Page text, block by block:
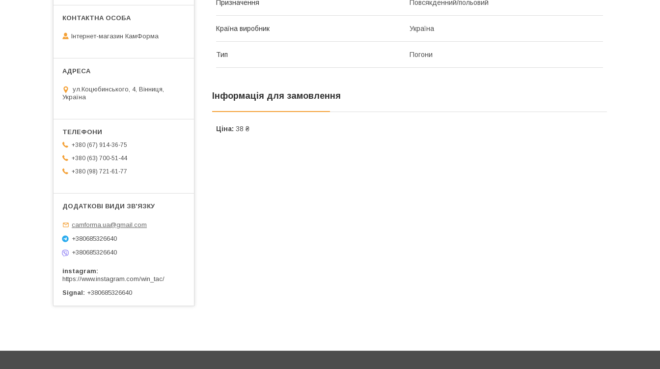
Призначення Повсякденний/польовий
Країна виробник Україна
Тип Погони
Інформація для замовлення
Ціна: 38 ₴
Інтернет-магазин КамФорма
ул.Коцюбинського, 4, Вінниця,
Україна
+380 (67) 914-36-75
+380 (63) 700-51-44
+380 (98) 721-61-77
camforma.ua@gmail.com
+380685326640
+380685326640
instagram
https://www.instagram.com/win_tac/
Signal
+380685326640